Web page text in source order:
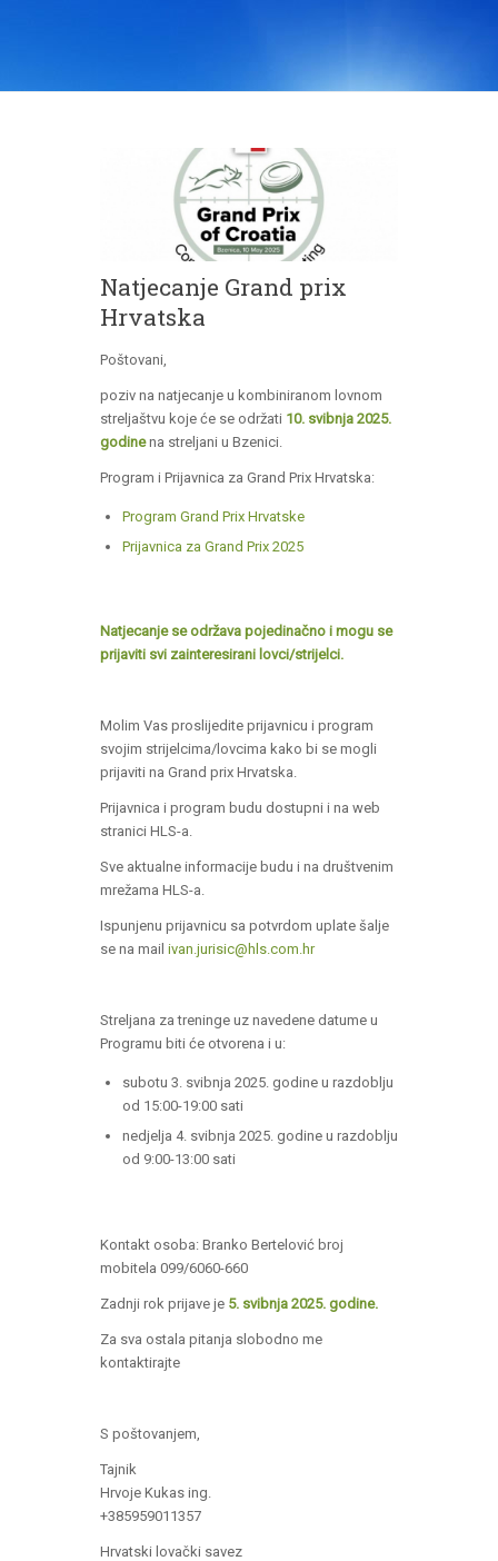
Natjecanje Grand prix
Hrvatska
Poštovani,
poziv na natjecanje u kombiniranom lovnom
streljaštvu koje će se održati 10. svibnja 2025.
godinena streljani u Bzenici.
Program i Prijavnica za Grand Prix Hrvatska:
Program Grand Prix Hrvatske
Prijavnica za Grand Prix 2025
Natjecanje se održava pojedinačno i mogu se
prijaviti svi zainteresirani lovci/strijelci.
Molim Vas proslijedite prijavnicu i program
svojim strijelcima/lovcima kako bi se mogli
prijaviti na Grand prix Hrvatska.
Prijavnica i program budu dostupni i na web
stranici HLS-a.
Sve aktualne informacije budu i na društvenim
mrežama HLS-a.
Ispunjenu prijavnicu sa potvrdom uplate šalje
se na mail ivan.jurisic@hls.com.hr
Streljana za treninge uz navedene datume u
Programu biti će otvorena i u:
subotu 3. svibnja 2025. godine u razdoblju
od 15:00-19:00 sati
nedjelja 4. svibnja 2025. godine u razdoblju
od 9:00-13:00 sati
Kontakt osoba: Branko Bertelović broj
mobitela 099/6060-660
Zadnji rok prijave je 5. svibnja 2025. godine.
Za sva ostala pitanja slobodno me
kontaktirajte
S poštovanjem,
Tajnik
Hrvoje Kukas ing.
+385959011357
Hrvatski lovački savez